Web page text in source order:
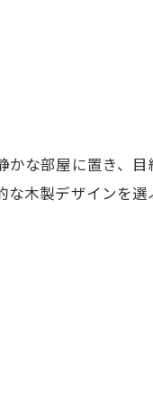
な部屋に置き、
木製デザインを